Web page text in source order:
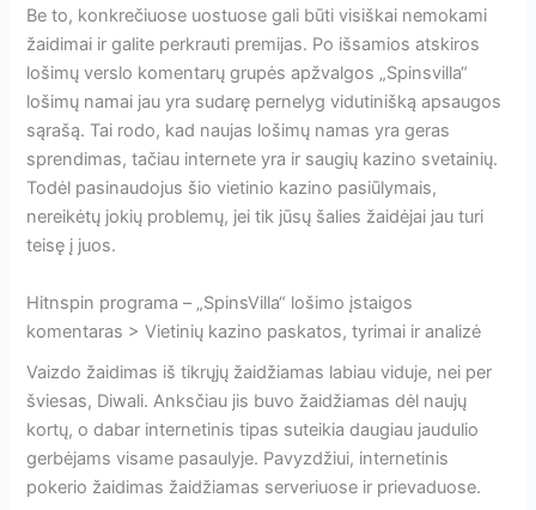
Be to, konkrečiuose uostuose gali būti visiškai nemokami
žaidimai ir galite perkrauti premijas. Po išsamios atskiros
lošimų verslo komentarų grupės apžvalgos „Spinsvilla“
lošimų namai jau yra sudarę pernelyg vidutinišką apsaugos
sąrašą. Tai rodo, kad naujas lošimų namas yra geras
sprendimas, tačiau internete yra ir saugių kazino svetainių.
Todėl pasinaudojus šio vietinio kazino pasiūlymais,
nereikėtų jokių problemų, jei tik jūsų šalies žaidėjai jau turi
teisę į juos.
Hitnspin programa – „SpinsVilla“ lošimo įstaigos
komentaras > Vietinių kazino paskatos, tyrimai ir analizė
Vaizdo žaidimas iš tikrųjų žaidžiamas labiau viduje, nei per
šviesas, Diwali. Anksčiau jis buvo žaidžiamas dėl naujų
kortų, o dabar internetinis tipas suteikia daugiau jaudulio
gerbėjams visame pasaulyje. Pavyzdžiui, internetinis
pokerio žaidimas žaidžiamas serveriuose ir prievaduose.